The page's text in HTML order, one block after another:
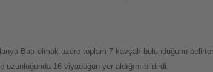
Batı olmak üzere toplam 7 kavşak bulunduğunu
16 viyadüğün yer aldığını bildirdi.